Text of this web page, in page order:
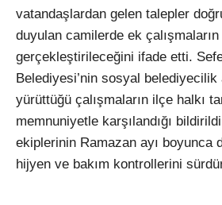
vatandaşlardan gelen talepler
duyulan camilerde ek çalışmaların
gerçekleştirileceğini ifade etti.
Belediyesi’nin sosyal belediyecilik
yürüttüğü çalışmaların ilçe halkı
memnuniyetle karşılandığı
ekiplerinin Ramazan ayı boyunca
hijyen ve bakım kontrollerini